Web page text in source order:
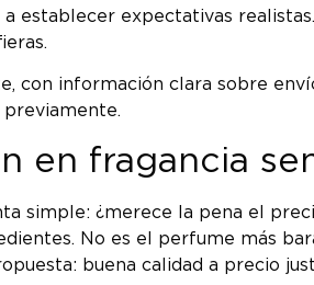
establecer expectativas
con información clara sobre
en fragancia
simple: ¿merece la pena el
No es el perfume más
buena calidad a precio